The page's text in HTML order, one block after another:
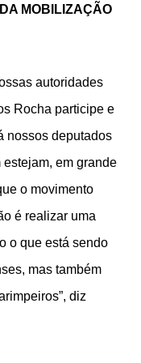
MOBILIZAÇÃO
autoridades
Rocha participe e
nossos deputados
em grande
o movimento
é realizar uma
o que está sendo
mas também
diz